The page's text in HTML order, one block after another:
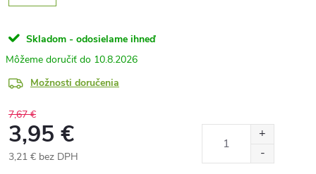
Skladom - odosielame ihneď
10.8.2026
Možnosti doručenia
7,67 €
3,95 €
3,21 € bez DPH